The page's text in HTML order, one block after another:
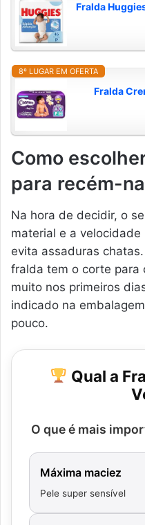
Fralda
8º LUGAR EM OFERTA
Fralda
Como
para recém-
Na hora de decidir, o
material e a velocidade
evita assaduras
fralda tem o corte para
muito nos primeiros
indicado na
pouco.
Qual a
O que é mais
Máxima maciez
Pele super sensível